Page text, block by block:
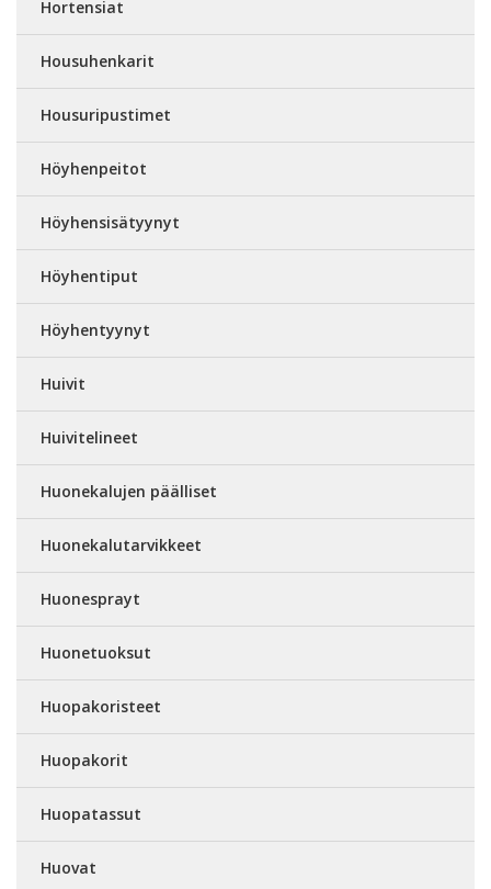
Hortensiat
Housuhenkarit
Housuripustimet
Höyhenpeitot
Höyhensisätyynyt
Höyhentiput
Höyhentyynyt
Huivit
Huivitelineet
Huonekalujen päälliset
Huonekalutarvikkeet
Huonesprayt
Huonetuoksut
Huopakoristeet
Huopakorit
Huopatassut
Huovat